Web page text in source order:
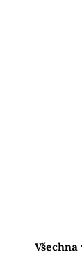
Všechna